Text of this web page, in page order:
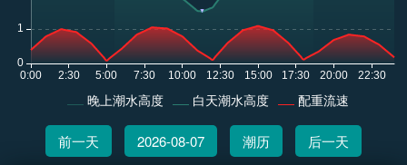
晚上潮水高度 白天潮水高度 配重流速
前一天 2026-08-07 潮历 后一天